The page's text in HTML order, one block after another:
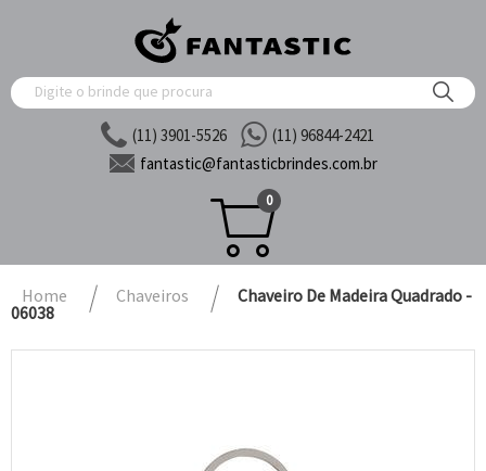
(11) 3901-5526
(11) 96844-2421
fantastic@fantasticbrindes.com.br
0
Home Chaveiros
Chaveiro De Madeira Quadrado -
06038